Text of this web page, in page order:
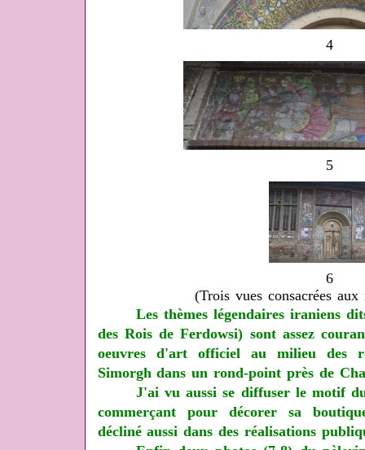
4
5
6
(Trois vues consacrées aux
Les thèmes légendaires iraniens
des Rois de Ferdowsi) sont assez
oeuvres d'art officiel au milieu des
Simorgh dans un rond-point près de
J'ai vu aussi se diffuser le motif
commerçant pour décorer sa
décliné aussi dans des réalisations